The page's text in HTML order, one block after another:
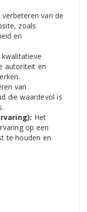
verbeteren van de
zoals
en
autoriteit en
van
die waardevol is
Het
op een
te houden en